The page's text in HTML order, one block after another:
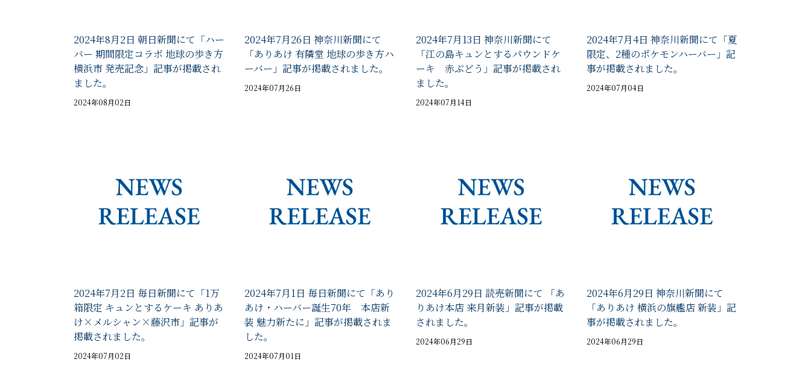
2024年8月2日 朝日新聞にて「ハー
バー 期間限定コラボ 地球の歩き方
横浜市 発売記念」記事が掲載され
ました。
2024年08月02日
2024年7月26日 神奈川新聞にて
「ありあけ 有隣堂 地球の歩き方ハ
ーバー」記事が掲載されました。
2024年07月26日
2024年7月13日 神奈川新聞にて
「江の島キュンとするパウンドケ
ーキ 赤ぶどう」記事が掲載され
ました。
2024年07月14日
2024年7月4日 神奈川新聞にて「夏
限定、2種のポケモンハーバー」記
事が掲載されました。
2024年07月04日
2024年7月2日 毎日新聞にて「1万
箱限定 キュンとするケーキ ありあ
け×メルシャン×藤沢市」記事が
掲載されました。
2024年07月02日
2024年7月1日 毎日新聞にて「あり
あけ・ハーバー誕生70年 本店新
装 魅力新たに」記事が掲載されま
した。
2024年07月01日
2024年6月29日 読売新聞にて 「あ
りあけ本店 来月新装」記事が掲載
されました。
2024年06月29日
2024年6月29日 神奈川新聞にて
「ありあけ 横浜の旗艦店 新装」記
事が掲載されました。
2024年06月29日